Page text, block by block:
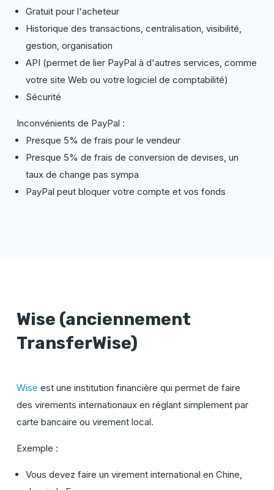
Gratuit pour l'acheteur
Historique des transactions, centralisation, visibilité,
gestion, organisation
API (permet de lier PayPal à d'autres services, comme
votre site Web ou votre logiciel de comptabilité)
Sécurité
Inconvénients de PayPal :
Presque 5% de frais pour le vendeur
Presque 5% de frais de conversion de devises, un
taux de change pas sympa
PayPal peut bloquer votre compte et vos fonds
Wise (anciennement
TransferWise)
Wise est une institution financière qui permet de faire
des virements internationaux en réglant simplement par
carte bancaire ou virement local.
Exemple :
Vous devez faire un virement international en Chine,